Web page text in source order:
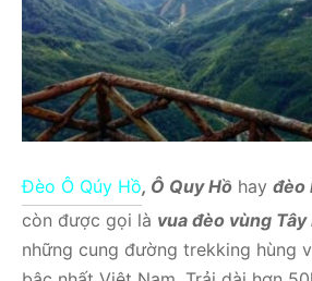
Đèo Ô Qúy Hồ, Ô Quy Hồ hay đèo
còn được gọi là vua đèo vùng Tây
những cung đường trekking hùng